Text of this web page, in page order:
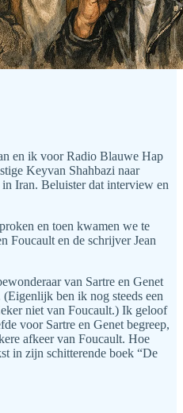
en ik voor Radio Blauwe Hap
Keyvan Shahbazi naar
Iran. Beluister dat interview en
en toen kwamen we te
Foucault en de schrijver Jean
van Sartre en Genet
ben ik nog steeds een
niet van Foucault.) Ik geloof
voor Sartre en Genet begreep,
afkeer van Foucault. Hoe
in zijn schitterende boek “De